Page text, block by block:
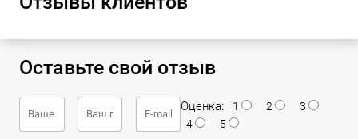
Оставьте свой отзыв
Оценка: 1 2
3
4
5